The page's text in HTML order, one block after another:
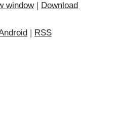
window| Download
| RSS